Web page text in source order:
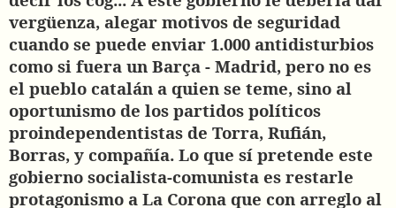
vergüenza, alegar motivos de seguridad
cuando se puede enviar 1.000 antidisturbios
como si fuera un Barça - Madrid, pero no es
el pueblo catalán a quien se teme, sino al
oportunismo de los partidos políticos
proindependentistas de Torra, Rufián,
Borras, y compañía. Lo que sí pretende este
gobierno socialista-comunista es restarle
protagonismo a La Corona que con arreglo al